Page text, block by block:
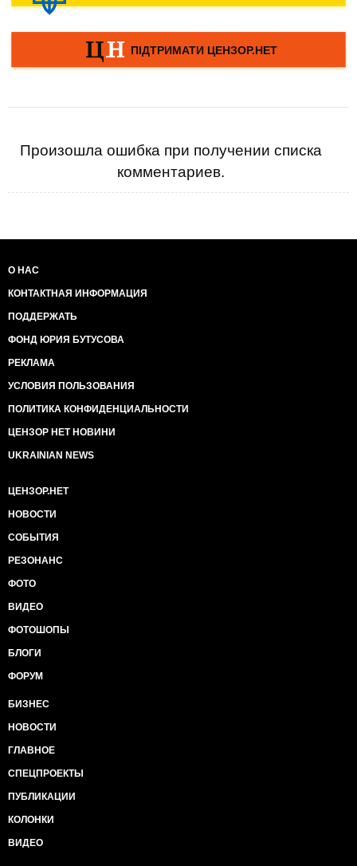
Произошла ошибка при получении списка
комментариев.
О НАС
КОНТАКТНАЯ ИНФОРМАЦИЯ
ПОДДЕРЖАТЬ
ФОНД ЮРИЯ БУТУСОВА
РЕКЛАМА
УСЛОВИЯ ПОЛЬЗОВАНИЯ
ПОЛИТИКА КОНФИДЕНЦИАЛЬНОСТИ
ЦЕНЗОР НЕТ НОВИНИ
UKRAINIAN NEWS
ЦЕНЗОР.НЕТ
НОВОСТИ
СОБЫТИЯ
РЕЗОНАНС
ФОТО
ВИДЕО
ФОТОШОПЫ
БЛОГИ
ФОРУМ
БИЗНЕС
НОВОСТИ
ГЛАВНОЕ
СПЕЦПРОЕКТЫ
ПУБЛИКАЦИИ
КОЛОНКИ
ВИДЕО